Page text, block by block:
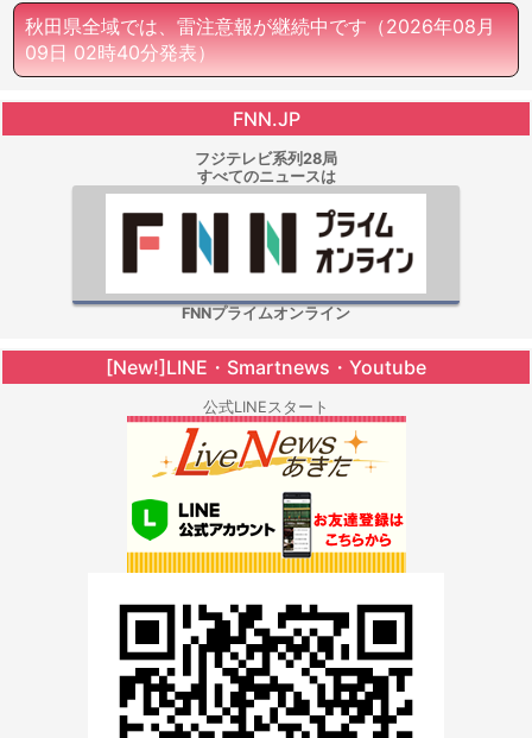
秋田県全域では、雷注意報が継続中です（2026年08月
09日 02時40分発表）
FNN.JP
フジテレビ系列28局
すべてのニュースは
FNNプライムオンライン
[New!]LINE・Smartnews・Youtube
公式LINEスタート